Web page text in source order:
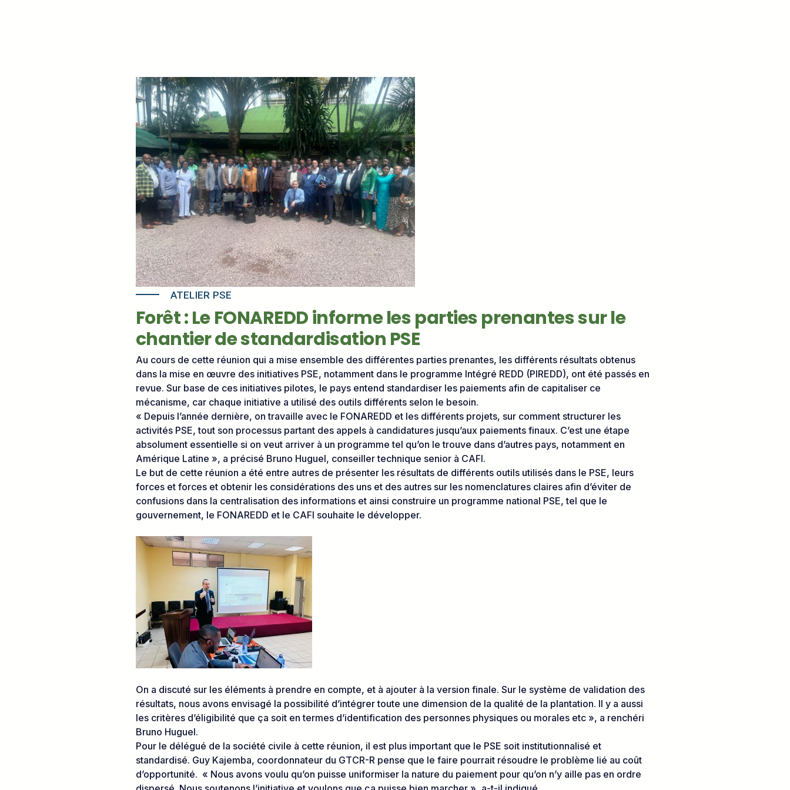
ATELIER PSE
Forêt : Le FONAREDD informe les parties prenantes sur le
chantier de standardisation PSE
Au cours de cette réunion qui a mise ensemble des différentes parties prenantes, les différents résultats obtenus
dans la mise en œuvre des initiatives PSE, notamment dans le programme Intégré REDD (PIREDD), ont été passés en
revue. Sur base de ces initiatives pilotes, le pays entend standardiser les paiements afin de capitaliser ce
mécanisme, car chaque initiative a utilisé des outils différents selon le besoin.
« Depuis l’année dernière, on travaille avec le FONAREDD et les différents projets, sur comment structurer les
activités PSE, tout son processus partant des appels à candidatures jusqu’aux paiements finaux. C’est une étape
absolument essentielle si on veut arriver à un programme tel qu’on le trouve dans d’autres pays, notamment en
Amérique Latine », a précisé Bruno Huguel, conseiller technique senior à CAFI.
Le but de cette réunion a été entre autres de présenter les résultats de différents outils utilisés dans le PSE, leurs
forces et forces et obtenir les considérations des uns et des autres sur les nomenclatures claires afin d’éviter de
confusions dans la centralisation des informations et ainsi construire un programme national PSE, tel que le
gouvernement, le FONAREDD et le CAFI souhaite le développer.
On a discuté sur les éléments à prendre en compte, et à ajouter à la version finale. Sur le système de validation des
résultats, nous avons envisagé la possibilité d’intégrer toute une dimension de la qualité de la plantation. Il y a aussi
les critères d’éligibilité que ça soit en termes d’identification des personnes physiques ou morales etc », a renchéri
Bruno Huguel.
Pour le délégué de la société civile à cette réunion, il est plus important que le PSE soit institutionnalisé et
standardisé. Guy Kajemba, coordonnateur du GTCR-R pense que le faire pourrait résoudre le problème lié au coût
d’opportunité. « Nous avons voulu qu’on puisse uniformiser la nature du paiement pour qu’on n’y aille pas en ordre